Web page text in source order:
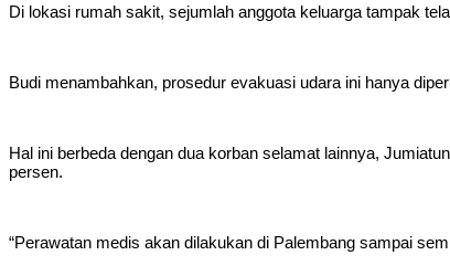
Di lokasi rumah sakit, sejumlah anggota keluarga tampak
Budi menambahkan, prosedur evakuasi udara ini hanya
Hal ini berbeda dengan dua korban selamat lainnya,
persen.
“Perawatan medis akan dilakukan di Palembang sampai